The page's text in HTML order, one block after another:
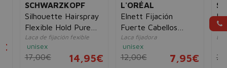
SCHWARZKOPF
Silhouette Hairspray
Flexible Hold Pure
Formula
Laca de fijación fexible
unisex
17,00€ 14,95€
L'ORÉAL
Elnett Fijación
Fuerte Cabellos
Teñidos
Laca fijadora
unisex
12,00€ 7,95€